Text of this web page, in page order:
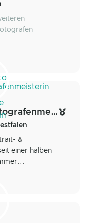
Petra Coddington Fotografenmeisterin
&
einer halben